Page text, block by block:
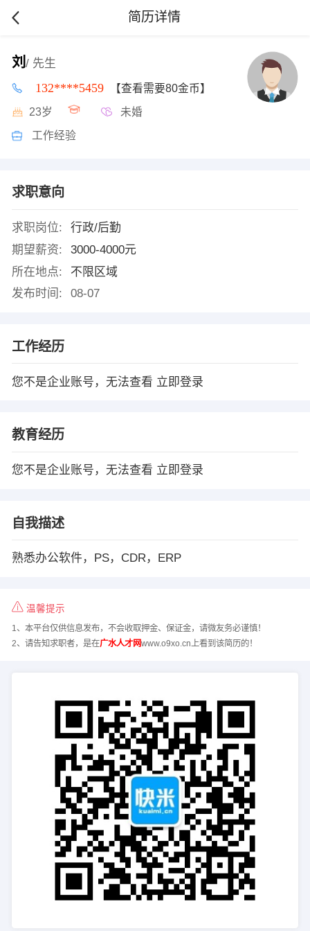
简历详情
刘 / 先生
132****5459 【查看需要80金币】
23岁 未婚
工作经验
求职意向
求职岗位:
行政/后勤
期望薪资:
3000-4000元
所在地点:
不限区域
发布时间:
08-07
工作经历
您不是企业账号，无法查看 立即登录
教育经历
您不是企业账号，无法查看 立即登录
自我描述
熟悉办公软件，PS，CDR，ERP
温馨提示
1、本平台仅供信息发布，不会收取押金、保证金，请微友务必谨慎！
2、请告知求职者，是在广水人才网www.o9xo.cn上看到该简历的！